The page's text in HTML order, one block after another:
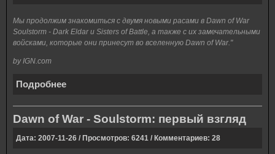
Мы продолжим знакомиться с двумя новыми расами в Dawn of War
Soulstorm - Dark Eldar и Sisters of Battle, а также с их замечательными
войсками, которые они принесут во вселенную Dawn of War."
by IGN.com
Подробнее
Dawn of War - Soulstorm: первый взгляд
Дата: 2007-11-26 / Просмотров: 6241 / Комментариев: 28